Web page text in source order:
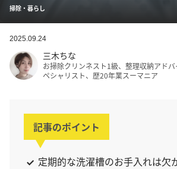
掃除・暮らし
2025.09.24
三木ちな
お掃除クリンネスト1級、整理収納アド
ペシャリスト、歴20年業スーマニア
記事のポイント
定期的な洗濯槽のお手入れは欠